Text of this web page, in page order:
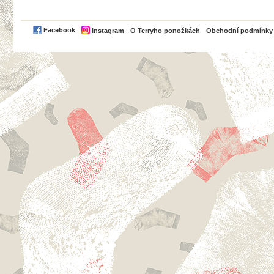
Facebook Instagram O Terryho ponožkách Obchodní podmínky
PayPal